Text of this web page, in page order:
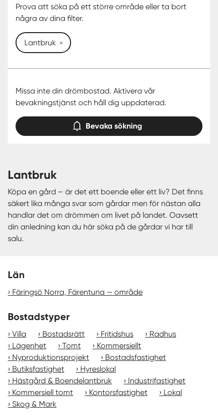
Prova att söka på ett större område eller ta bort
några av dina filter.
Lantbruk
Missa inte din drömbostad. Aktivera vår
bevakningstjänst och håll dig uppdaterad.
Bevaka sökning
lantbruk
Köpa en gård – är det ett boende eller ett liv? Det finns
säkert lika många svar som gårdar men för nästan alla
handlar det om drömmen om livet på landet. Oavsett
din anledning kan du här söka på de gårdar vi har till
salu.
Län
Färingsö Norra, Färentuna — område
Bostadstyper
Villa Bostadsrätt Fritidshus
Radhus
Lägenhet
Tomt
Kommersiellt
Nyproduktionsprojekt
Bostadsfastighet
Butiksfastighet
Hyreslokal
Hästgård & Boendelantbruk
Industrifastighet
Kommersiell tomt
Kontorsfastighet
Lokal
Skog & Mark